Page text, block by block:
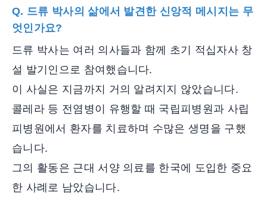
Q. 드류 박사의 삶에서 발견한 신앙적 메시지는 무
엇인가요?
드류 박사는 여러 의사들과 함께 초기 적십자사 창
설 발기인으로 참여했습니다.
이 사실은 지금까지 거의 알려지지 않았습니다.
콜레라 등 전염병이 유행할 때 국립피병원과 사립
피병원에서 환자를 치료하며 수많은 생명을 구했
습니다.
그의 활동은 근대 서양 의료를 한국에 도입한 중요
한 사례로 남았습니다.